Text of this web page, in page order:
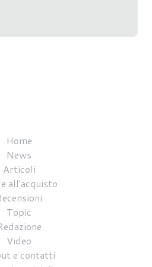
Home
News
Articoli
all'acquisto
Topic
Video
e contatti